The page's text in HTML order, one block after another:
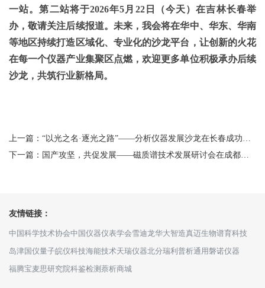
一站。第二站将于2026年5月22日（今天）在吉林长春举
办，敬请关注后续报道。未来，我会将在华中、华东、华南
等地区持续打造区域化、专业化的沙龙平台，让创新的火花
在每一个仪器产业集聚区点燃，欢迎更多单位积极承办后续
沙龙，共筑行业新格局。
友情链接：
中国科学技术协会中国仪器仪表学会雪迪龙华大智造真迈生物谱育科技
岛津国仪量子皖仪科技海能技术天瑞仪器北分瑞利 普析通用磐诺仪器
福腾宝麦思研究院科鉴检测 萘析商城